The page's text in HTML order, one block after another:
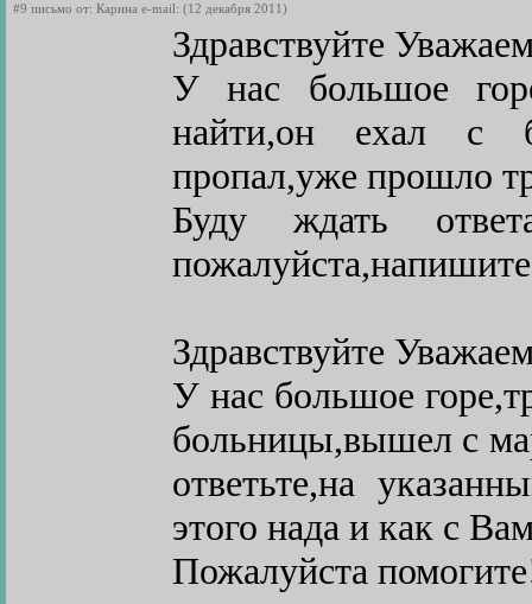
#9 письмо от: Карина e-mail: (12 декабря 2011)
Здравствуйте
У нас большое
найти,он ехал с
пропал,уже прошло
Буду ждать
Здравствуйте
У нас большое
больницы,вышел с
ответьте,на
этого нада и как с
Пожалуйста